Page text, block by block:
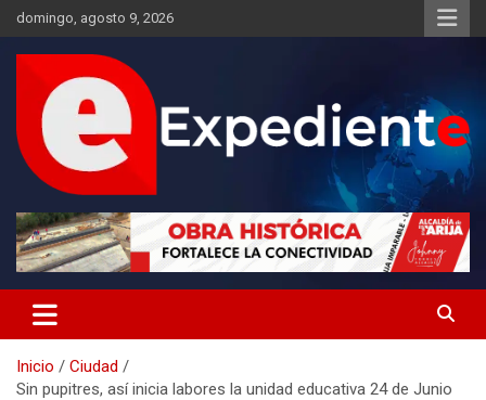
Saltar
al
contenido
domingo, agosto 9, 2026
Expediente
Inicio
Ciudad
Sin pupitres, así inicia labores la unidad educativa 24 de Junio